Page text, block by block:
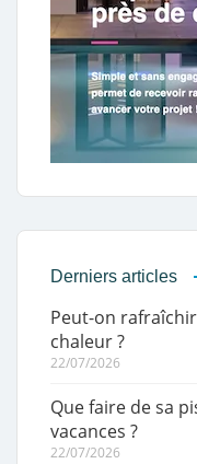
Derniers articles
Peut-on
chaleur ?
22/07/2026
Que faire de sa
vacances ?
22/07/2026